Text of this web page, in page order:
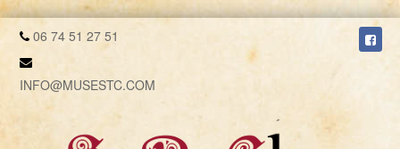
06 74 51 27 51
INFO@MUSESTC.COM